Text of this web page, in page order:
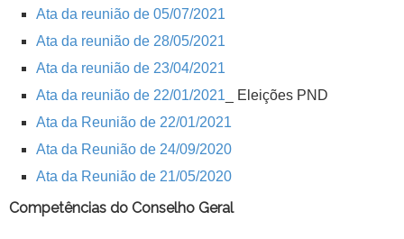
Ata da reunião de 05/07/2021
Ata da reunião de 28/05/2021
Ata da reunião de 23/04/2021
Ata da reunião de 22/01/2021 _ Eleições PND
Ata da Reunião de 22/01/2021
Ata da Reunião de 24/09/2020
Ata da Reunião de 21/05/2020
Competências do Conselho Geral